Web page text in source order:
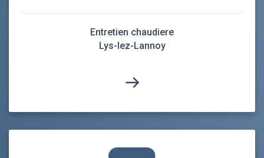
Entretien chaudiere
Lys-lez-Lannoy